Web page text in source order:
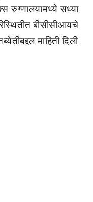
रुग्णालयामध्ये सध्या
बीसीसीआयचे
माहिती दिली